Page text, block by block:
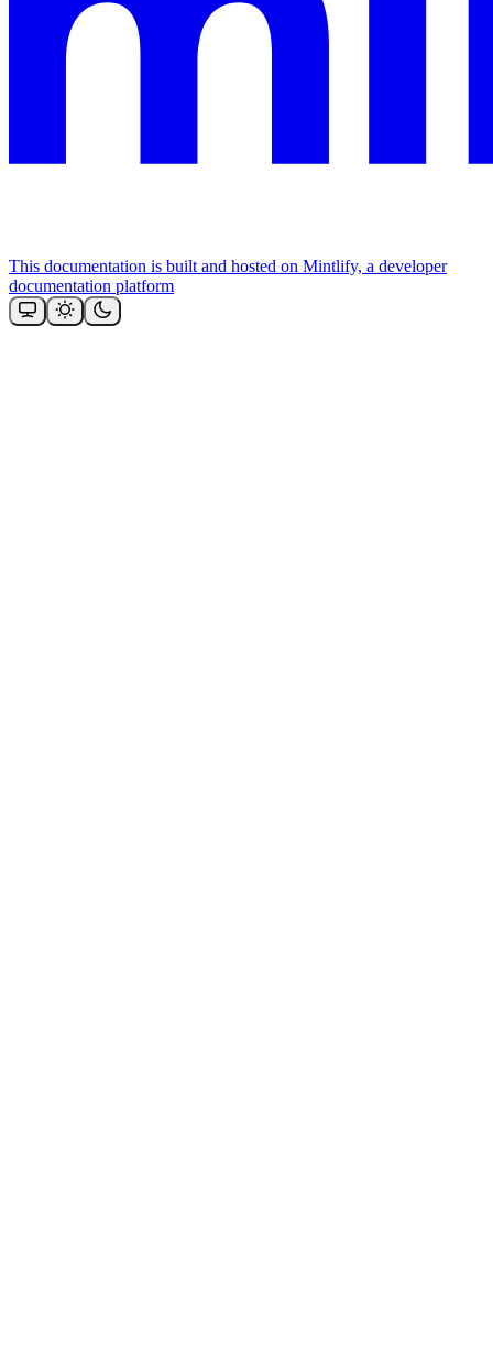
This documentation is built and hosted on Mintlify, a developer
documentation platform